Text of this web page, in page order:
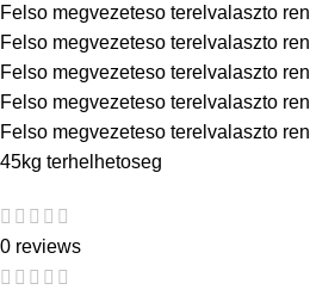
Felso megvezeteso terelvalaszto
Felso megvezeteso terelvalaszto
Felso megvezeteso terelvalaszto
Felso megvezeteso terelvalaszto
Felso megvezeteso terelvalaszto
45kg terhelhetoseg
0 reviews